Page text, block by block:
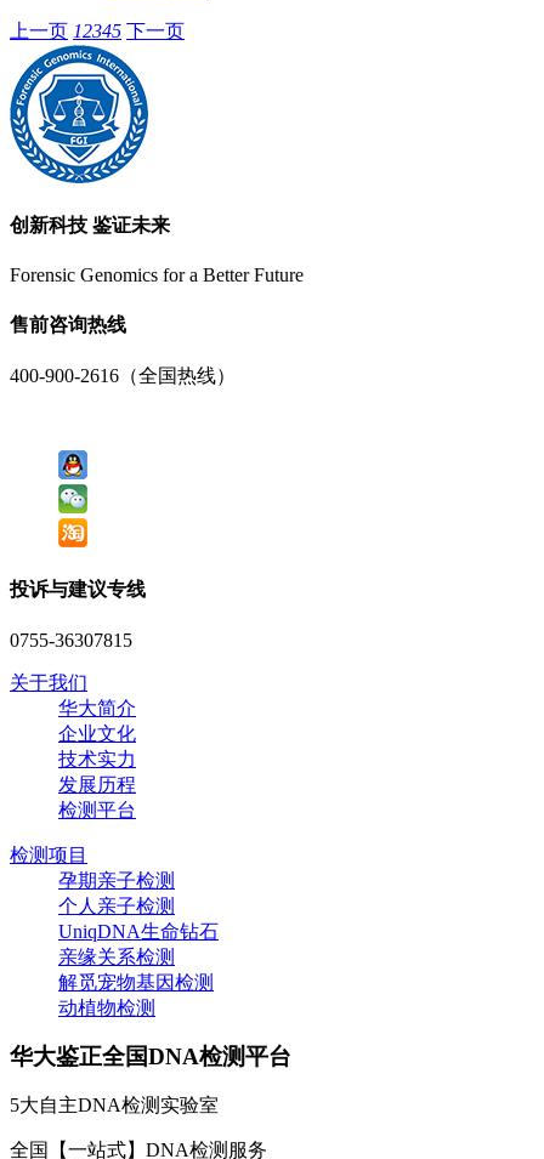
上一页 12345 下一页
创新科技 鉴证未来
Forensic Genomics for a Better Future
售前咨询热线
400-900-2616（全国热线）
投诉与建议专线
0755-36307815
关于我们
华大简介
企业文化
技术实力
发展历程
检测平台
检测项目
孕期亲子检测
个人亲子检测
UniqDNA生命钻石
亲缘关系检测
解觅宠物基因检测
动植物检测
华大鉴正全国DNA检测平台
5大自主DNA检测实验室
全国【一站式】DNA检测服务